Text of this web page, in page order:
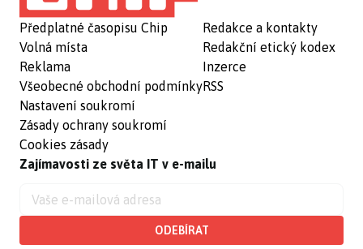
Předplatné časopisu Chip
Volná místa
Reklama
Všeobecné obchodní podmínky
Nastavení soukromí
Zásady ochrany soukromí
Cookies zásady
Redakce a kontakty
Redakční etický kodex
Inzerce
RSS
Zajímavosti ze světa IT v e-mailu
ODEBÍRAT